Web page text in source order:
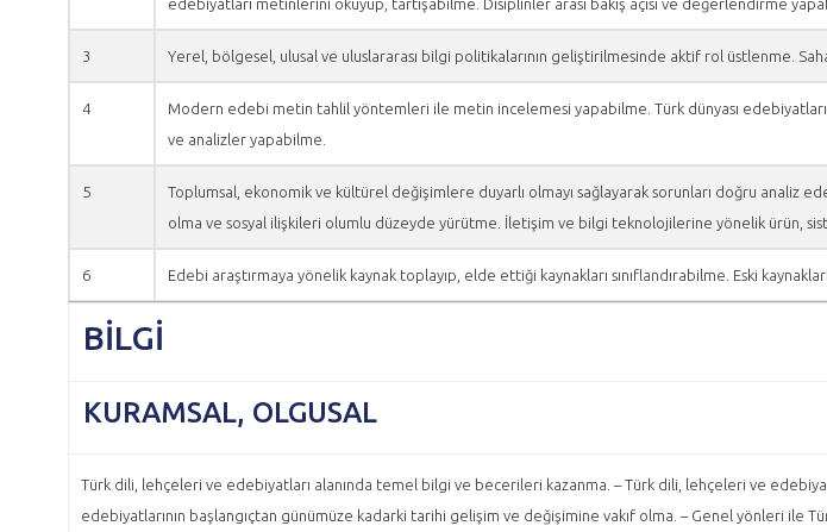
edebiyatları metinlerini okuyup, tartışabilme. Disiplinler arası bakış açısı ve değerlendirme
3 Yerel, bölgesel, ulusal ve uluslararası bilgi politikalarının geliştirilmesinde aktif rol üstlenme.
4
Modern edebi metin tahlil yöntemleri ile metin incelemesi yapabilme. Türk dünyası
ve analizler yapabilme.
5
Toplumsal, ekonomik ve kültürel değişimlere duyarlı olmayı sağlayarak sorunları doğru
olma ve sosyal ilişkileri olumlu düzeyde yürütme. İletişim ve bilgi teknolojilerine yönelik ürün,
6 Edebi araştırmaya yönelik kaynak toplayıp, elde ettiği kaynakları sınıflandırabilme. Eski
BİLGİ
KURAMSAL, OLGUSAL
Türk dili, lehçeleri ve edebiyatları alanında temel bilgi ve becerileri kazanma. – Türk dili, lehçeleri ve
edebiyatlarının başlangıçtan günümüze kadarki tarihi gelişim ve değişimine vakıf olma. – Genel yönleri ile